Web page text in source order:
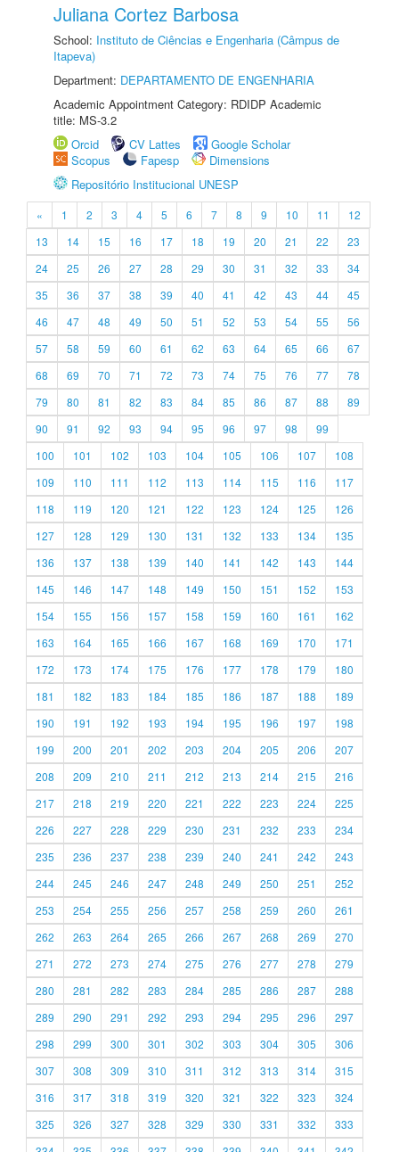
Juliana Cortez Barbosa
School: Instituto de Ciências e Engenharia (Câmpus de
Itapeva)
Department: DEPARTAMENTO DE ENGENHARIA
Academic Appointment Category: RDIDP Academic
title: MS-3.2
Orcid
CV Lattes
Google Scholar
Scopus
Fapesp
Dimensions
Repositório Institucional UNESP
« 1 2 3 4 5 6 7 8 9 10 11
12
13
14 15 16 17 18 19 20 21 22
23
24
25 26 27 28 29 30 31 32 33
34
35
36 37 38 39 40 41 42 43 44
45
46
47 48 49 50 51 52 53 54 55
56
57
58 59 60 61 62 63 64 65 66
67
68
69 70 71 72 73 74 75 76 77
78
79
80 81 82 83 84 85 86 87 88
89
90
91 92 93 94 95 96 97 98
99
100
101 102 103 104 105 106 107
108
109
110 111 112 113 114 115 116
117
118
119 120 121 122 123 124 125
126
127
128 129 130 131 132 133 134
135
136
137 138 139 140 141 142 143
144
145
146 147 148 149 150 151 152
153
154
155 156 157 158 159 160 161
162
163
164 165 166 167 168 169 170
171
172
173 174 175 176 177 178 179
180
181
182 183 184 185 186 187 188
189
190
191 192 193 194 195 196 197
198
199
200 201 202 203 204 205 206
207
208
209 210 211 212 213 214 215
216
217
218 219 220 221 222 223 224
225
226
227 228 229 230 231 232 233
234
235
236 237 238 239 240 241 242
243
244
245 246 247 248 249 250 251
252
253
254 255 256 257 258 259 260
261
262
263 264 265 266 267 268 269
270
271
272 273 274 275 276 277 278
279
280
281 282 283 284 285 286 287
288
289
290 291 292 293 294 295 296
297
298
299 300 301 302 303 304 305
306
307
308 309 310 311 312 313 314
315
316
317 318 319 320 321 322 323
324
325
326 327 328 329 330 331 332
333